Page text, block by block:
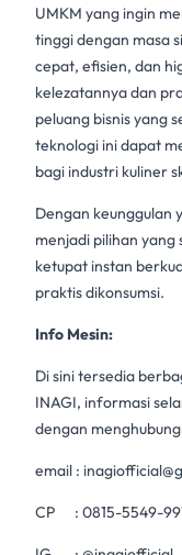
UMKM yang ingin
tinggi dengan masa
cepat, efisien, dan
kelezatannya dan
peluang bisnis yang
teknologi ini dapat
bagi industri kuliner
Dengan keunggulan
menjadi pilihan yang
ketupat instan
praktis dikonsumsi.
Info Mesin:
Di sini tersedia
INAGI, informasi
dengan
email :
CP : 0815-5549-